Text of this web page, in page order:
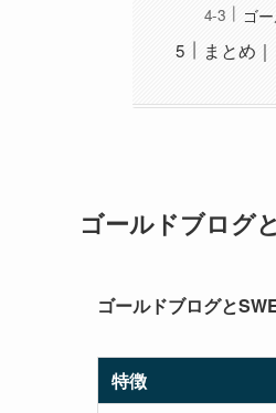
ゴ
まとめ
ゴールドブログ
ゴールドブログと
特徴